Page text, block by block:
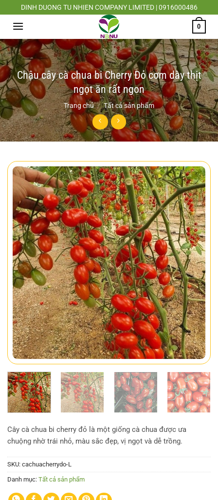
Chuyển
đến
dung
DINH DUONG TU NHIEN COMPANY LIMITED | 0916000486
0
Chậu cây cà chua bi Cherry Đỏ cơm dày thịt
ngọt ăn rất ngon
Trang chủ / Tất cả sản phẩm
Cây cà chua bi cherry đỏ là một giống cà chua được ưa
chuộng nhờ trái nhỏ, màu sắc đẹp, vị ngọt và dễ trồng.
SKU: cachuacherrydo-L
Danh mục: Tất cả sản phẩm